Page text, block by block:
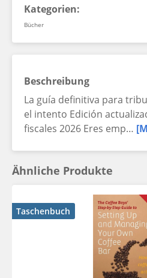
Kategorien:
Bücher
Beschreibung
La guía definitiva para
el intento Edición
fiscales 2026 Eres emp…
Ähnliche Produkte
Taschenbuch